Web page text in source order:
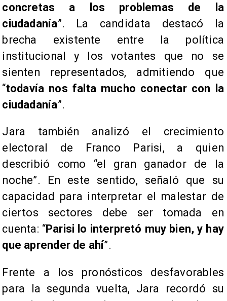
concretas a los problemas de la
ciudadanía”. La candidata destacó la
brecha existente entre la política
institucional y los votantes que no se
sienten representados, admitiendo que
“todavía nos falta mucho conectar con la
ciudadanía”.
Jara también analizó el crecimiento
electoral de Franco Parisi, a quien
describió como “el gran ganador de la
noche”. En este sentido, señaló que su
capacidad para interpretar el malestar de
ciertos sectores debe ser tomada en
cuenta: “Parisi lo interpretó muy bien, y hay
que aprender de ahí”.
Frente a los pronósticos desfavorables
para la segunda vuelta, Jara recordó su